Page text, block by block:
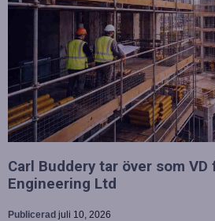
Carl Buddery tar över som
Engineering Ltd
Publicerad juli 10, 2026